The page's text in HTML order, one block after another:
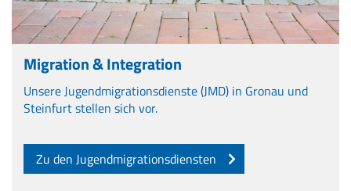
Migration & Integration
Unsere Jugendmigrationsdienste (JMD) in Gronau und
Steinfurt stellen sich vor.
Zu den Jugendmigrationsdiensten